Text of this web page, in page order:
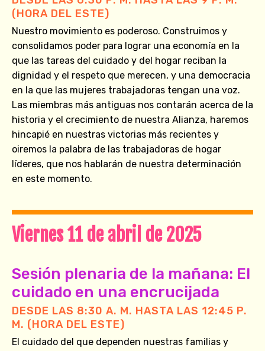
(HORA DEL ESTE)
Nuestro movimiento es poderoso. Construimos y
consolidamos poder para lograr una economía en la
que las tareas del cuidado y del hogar reciban la
dignidad y el respeto que merecen, y una democracia
en la que las mujeres trabajadoras tengan una voz.
Las miembras más antiguas nos contarán acerca de la
historia y el crecimiento de nuestra Alianza, haremos
hincapié en nuestras victorias más recientes y
oiremos la palabra de las trabajadoras de hogar
líderes, que nos hablarán de nuestra determinación
en este momento.
Viernes 11 de abril de 2025
Sesión plenaria de la mañana: El
cuidado en una encrucijada
DESDE LAS 8:30 A. M. HASTA LAS 12:45 P.
M. (HORA DEL ESTE)
El cuidado del que dependen nuestras familias y